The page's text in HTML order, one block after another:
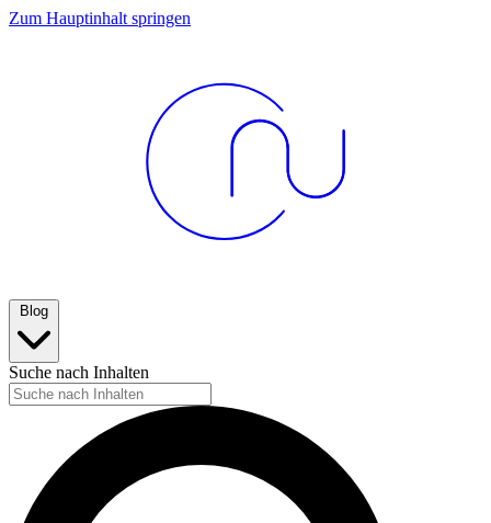
Zum Hauptinhalt springen
Blog
Suche nach Inhalten